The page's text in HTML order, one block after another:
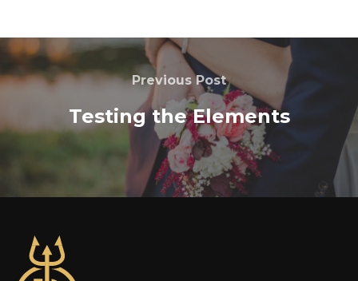
Previous Post
Testing the Elements